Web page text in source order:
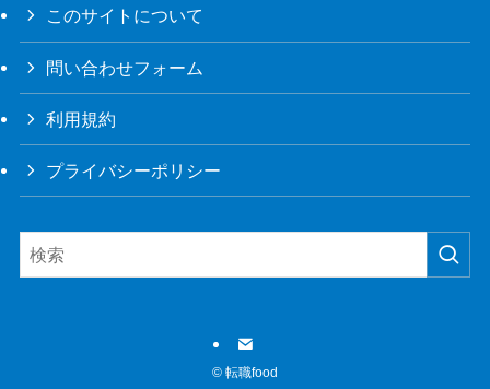
このサイトについて
問い合わせフォーム
利用規約
プライバシーポリシー
© 転職food